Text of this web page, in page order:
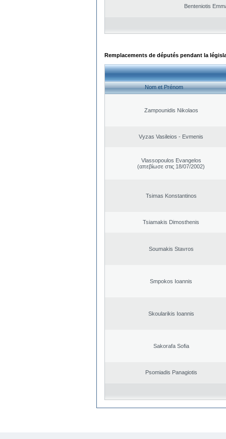
Benteniotis
Remplacements de députés pendant la
Nom et Prénom
Zampounidis Nikolaos
Vyzas Vasileios - Evmenis
Vlassopoulos Evangelos
(απεβίωσε στις 18/07/2002)
Tsimas Konstantinos
Tsiamakis Dimosthenis
Soumakis Stavros
Smpokos Ioannis
Skoularikis Ioannis
Sakorafa Sofia
Psomiadis Panagiotis